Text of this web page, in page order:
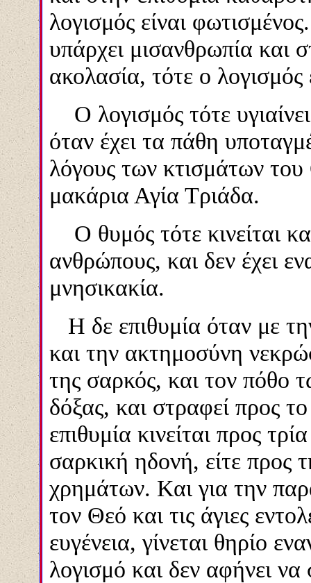
λογισμός είναι φωτισμένος.
υπάρχει μισανθρωπία και
ακολασία, τότε ο λογισμός
Ο λογισμός τότε
όταν έχει τα πάθη
λόγους των κτισμάτων του
μακάρια Αγία Τριάδα.
Ο θυμός τότε κινείται
ανθρώπους, και δεν έχει
μνησικακία.
Η δε επιθυμία όταν με
και την ακτημοσύνη
της σαρκός, και τον πόθο
δόξας, και στραφεί προς
επιθυμία κινείται προς
σαρκική ηδονή, είτε προς
χρημάτων. Και για την
τον Θεό και τις άγιες
ευγένεια, γίνεται θηρίο
λογισμό και δεν αφήνει να